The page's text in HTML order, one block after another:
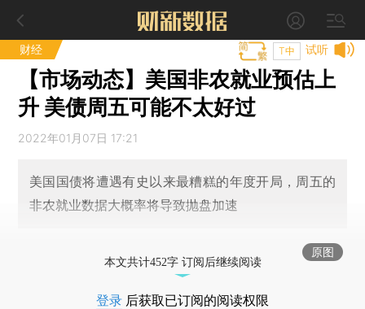
财经 试听
T中
【市场动态】美国非农就业预估上
升 美债周五可能不太好过
2022年01月07日 17:21
美国国债将遭遇有史以来最糟糕的年度开局，周五的
非农就业数据大概率将导致抛盘加速
原图
本文共计452字 订阅后继续阅读
登录 后获取已订阅的阅读权限